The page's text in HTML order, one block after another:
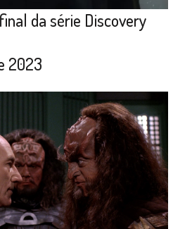
da série Discovery
2023